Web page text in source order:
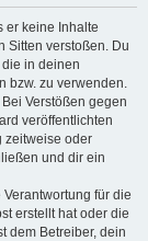
er keine Inhalte
Sitten verstoßen. Du
in deinen
bzw. zu verwenden.
Verstößen gegen
veröffentlichten
zeitweise oder
und dir ein
für die
erstellt hat oder die
dem Betreiber, dein